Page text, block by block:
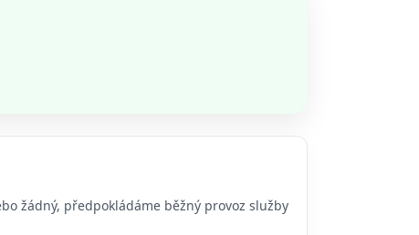
žádný, předpokládáme běžný provoz služby